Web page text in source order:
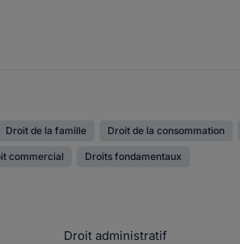
Droit de la famille Droit de la consommation
commercial Droits fondamentaux
Droit administratif